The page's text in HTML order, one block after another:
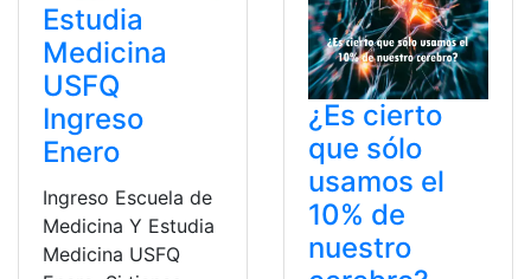
Estudia
Medicina
USFQ
Ingreso
Enero
Ingreso Escuela de
Medicina Y Estudia
Medicina USFQ
¿Es cierto
que sólo
usamos el
10% de
nuestro